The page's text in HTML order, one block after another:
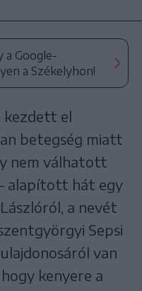
a Google-
a Székelyhon!
kezdett el
betegség miatt
nem válhatott
alapított hát egy
a nevét
Sepsi
van
kenyere a